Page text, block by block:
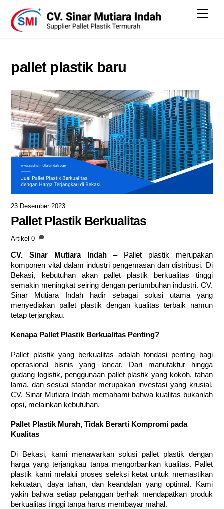
content
pallet plastik baru
23 Desember 2023
Pallet Plastik Berkualitas
Artikel 0
CV. Sinar Mutiara Indah – Pallet plastik merupakan
komponen vital dalam industri pengemasan dan distribusi. Di
Bekasi, kebutuhan akan pallet plastik berkualitas tinggi
semakin meningkat seiring dengan pertumbuhan industri. CV.
Sinar Mutiara Indah hadir sebagai solusi utama yang
menyediakan pallet plastik dengan kualitas terbaik namun
tetap terjangkau.
Kenapa Pallet Plastik Berkualitas Penting?
Pallet plastik yang berkualitas adalah fondasi penting bagi
operasional bisnis yang lancar. Dari manufaktur hingga
gudang logistik, penggunaan pallet plastik yang kokoh, tahan
lama, dan sesuai standar merupakan investasi yang krusial.
CV. Sinar Mutiara Indah memahami bahwa kualitas bukanlah
opsi, melainkan kebutuhan.
Pallet Plastik Murah, Tidak Berarti Kompromi pada
Kualitas
Di Bekasi, kami menawarkan solusi pallet plastik dengan
harga yang terjangkau tanpa mengorbankan kualitas. Pallet
plastik kami melalui proses seleksi ketat untuk memastikan
kekuatan, daya tahan, dan keandalan yang optimal. Kami
yakin bahwa setiap pelanggan berhak mendapatkan produk
berkualitas tinggi tanpa harus membayar mahal.